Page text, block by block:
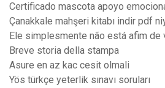
Certificado mascota apoyo
Çanakkale mahşeri kitabı indir pdf
Ele simplesmente não está afim de
Breve storia della stampa
Asure en az kac cesit olmali
Yös türkçe yeterlik sınavı soruları